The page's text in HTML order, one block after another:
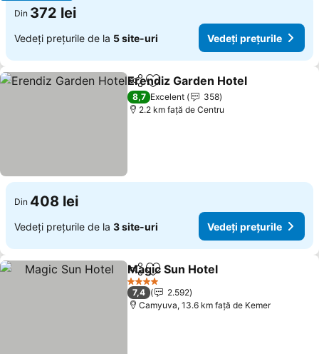
Din 372 lei
Vedeți prețurile de la 5 site-uri Vedeți prețurile
DistribuițiAdăugaţi la favorite
Erendiz Garden Hotel
8,7 Excelent
358
2.2 km faţă de Centru
Din 408 lei
Vedeți prețurile de la 3 site-uri Vedeți prețurile
DistribuițiAdăugaţi la favorite
Magic Sun Hotel
4 Stele
7,4
2.592
Camyuva, 13.6 km faţă de Kemer